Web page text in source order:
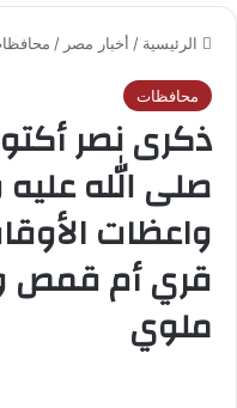
الرئيسية / أخبار مصر /
محافظات
ذكرى نصر
صلى الله
واعظات
قري أم قمص
ملوي